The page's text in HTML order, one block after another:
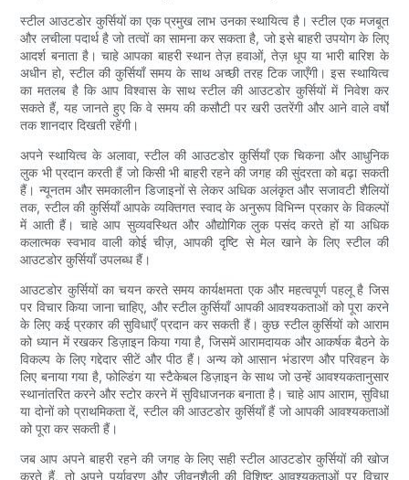
स्टील आउटडोर कुर्सियों का एक प्रमुख लाभ उनका स्थायित्व है। स्टील एक मजबूत
और लचीला पदार्थ है जो तत्वों का सामना कर सकता है, जो इसे बाहरी उपयोग के लिए
आदर्श बनाता है। चाहे आपका बाहरी स्थान तेज़ हवाओं, तेज़ धूप या भारी बारिश के
अधीन हो, स्टील की कुर्सियाँ समय के साथ अच्छी तरह टिक जाएँगी। इस स्थायित्व
का मतलब है कि आप विश्वास के साथ स्टील की आउटडोर कुर्सियों में निवेश कर
सकते हैं, यह जानते हुए कि वे समय की कसौटी पर खरी उतरेंगी और आने वाले वर्षों
तक शानदार दिखती रहेंगी।
अपने स्थायित्व के अलावा, स्टील की आउटडोर कुर्सियाँ एक चिकना और आधुनिक
लुक भी प्रदान करती हैं जो किसी भी बाहरी रहने की जगह की सुंदरता को बढ़ा सकती
हैं। न्यूनतम और समकालीन डिजाइनों से लेकर अधिक अलंकृत और सजावटी शैलियों
तक, स्टील की कुर्सियाँ आपके व्यक्तिगत स्वाद के अनुरूप विभिन्न प्रकार के विकल्पों
में आती हैं। चाहे आप सुव्यवस्थित और औद्योगिक लुक पसंद करते हों या अधिक
कलात्मक स्वभाव वाली कोई चीज़, आपकी दृष्टि से मेल खाने के लिए स्टील की
आउटडोर कुर्सियाँ उपलब्ध हैं।
आउटडोर कुर्सियों का चयन करते समय कार्यक्षमता एक और महत्वपूर्ण पहलू है जिस
पर विचार किया जाना चाहिए, और स्टील कुर्सियाँ आपकी आवश्यकताओं को पूरा करने
के लिए कई प्रकार की सुविधाएँ प्रदान कर सकती हैं। कुछ स्टील कुर्सियों को आराम
को ध्यान में रखकर डिज़ाइन किया गया है, जिसमें आरामदायक और आकर्षक बैठने के
विकल्प के लिए गद्देदार सीटें और पीठ हैं। अन्य को आसान भंडारण और परिवहन के
लिए बनाया गया है, फोल्डिंग या स्टैकेबल डिज़ाइन के साथ जो उन्हें आवश्यकतानुसार
स्थानांतरित करने और स्टोर करने में सुविधाजनक बनाता है। चाहे आप आराम, सुविधा
या दोनों को प्राथमिकता दें, स्टील की आउटडोर कुर्सियाँ हैं जो आपकी आवश्यकताओं
को पूरा कर सकती हैं।
जब आप अपने बाहरी रहने की जगह के लिए सही स्टील आउटडोर कुर्सियों की खोज
करते हैं, तो अपने पर्यावरण और जीवनशैली की विशिष्ट आवश्यकताओं पर विचार